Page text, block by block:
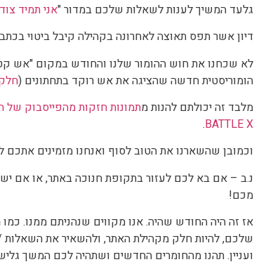
גלעד המשיך לענות לשאלות שלכם במדור "אני תמיד
דיון אשר תפס תאוצה לאחרונה בקהילה קיבל ביטוי
לא שכחנו את חוש ההומור שלנו והחודש במקום "אש
הומוריסטית חדשה שהציגה את אש רוקד בתחתונים (חלק
מלבד זה יכולתם להנות מתמונות חזקות מהפייסבוק של
BATTLE X
.
וכמובן שהשארנו את הטוב לסוף ואנחנו מזמינים
מכם!
אז זה היה החודש שהיה. אנו מקווים שנהניתם ממנו.
שלכם, להיות חלק מקהילת האתר, ולהשאיר את
ועניין. תהנו מהחומרים החדשים ושתהיה לכם המשך